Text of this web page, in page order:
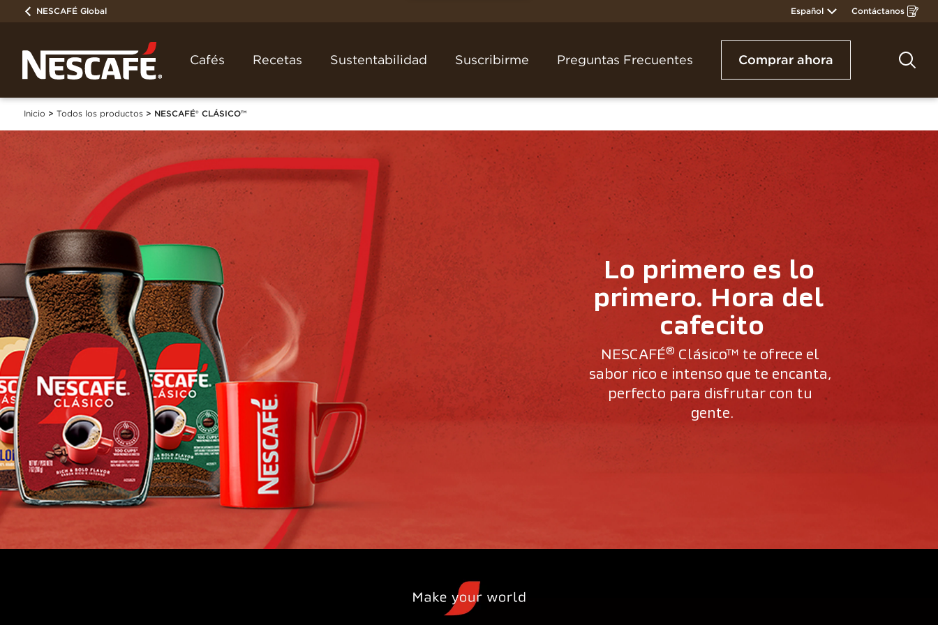
NESCAFÉ Global Español Contáctanos
Opens
Cafés Recetas Sustentabilidad Suscribirme Preguntas Frecuentes Comprar ahora
Inicio Todos los productos NESCAFÉ® CLÁSICO™
Lo primero es lo
primero. Hora del
cafecito
NESCAFÉ® Clásico™ te ofrece el
sabor rico e intenso que te encanta,
perfecto para disfrutar con tu
gente.